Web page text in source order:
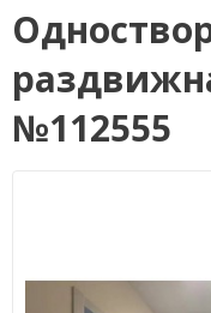
№112555